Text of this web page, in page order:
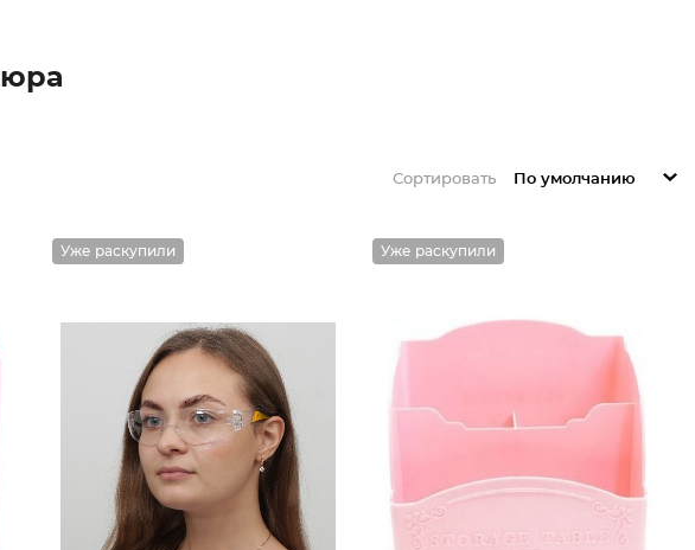
Сортировать По умолчанию
Уже раскупили Уже раскупили